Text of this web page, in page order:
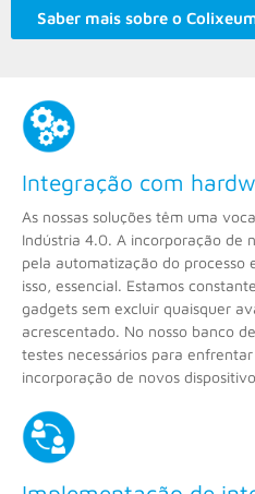
Saber mais sobre o
Integração com
As nossas soluções têm uma
Indústria 4.0. A incorporação de
pela automatização do processo
isso, essencial. Estamos
gadgets sem excluir quaisquer
acrescentado. No nosso banco
testes necessários para
incorporação de novos